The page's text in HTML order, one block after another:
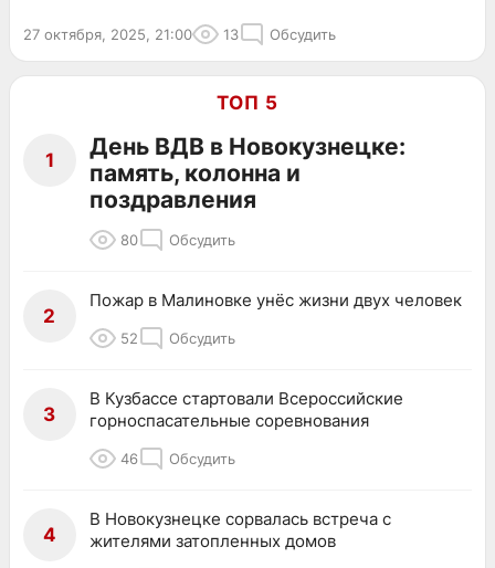
27 октября, 2025, 21:00 13 Обсудить
ТОП 5
1
День ВДВ в Новокузнецке:
память, колонна и
поздравления
80 Обсудить
2
Пожар в Малиновке унёс жизни двух человек
52 Обсудить
3
В Кузбассе стартовали Всероссийские
горноспасательные соревнования
46 Обсудить
4
В Новокузнецке сорвалась встреча с
жителями затопленных домов